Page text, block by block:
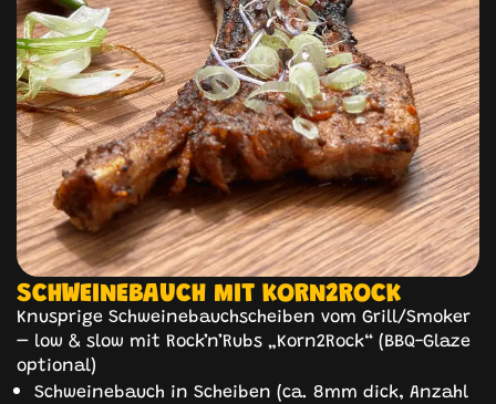
SCHWEINEBAUCH MIT KORN2ROCK
Knusprige Schweinebauchscheiben vom Grill/Smoker
– low & slow mit Rock’n’Rubs „Korn2Rock“ (BBQ-Glaze
optional)
Schweinebauch in Scheiben (ca. 8mm dick, Anzahl